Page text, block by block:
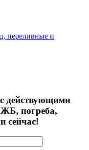
переливные и
действующими
погреба,
сейчас!